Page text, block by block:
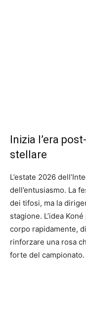
Inizia l’era
stellare
L’estate 2026
dell’entusiasmo. La
dei tifosi, ma la
stagione. L’idea
corpo rapidamente,
rinforzare una rosa
forte del campionato.